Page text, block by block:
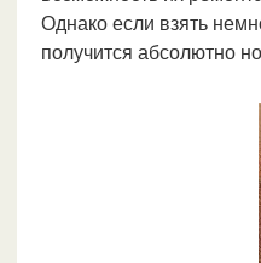
Однако если взять
получится абсолютно